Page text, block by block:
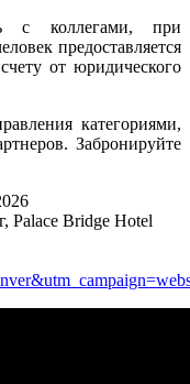
с коллегами, при
предоставляется
от юридического
категориями,
Забронируйте
Palace Bridge Hotel